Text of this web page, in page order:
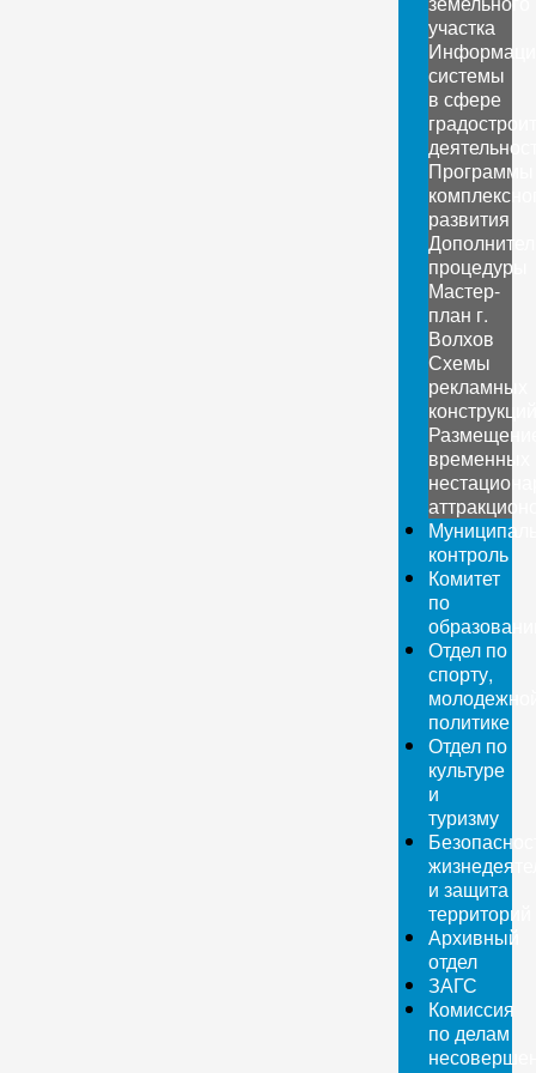
участка
системы
в сфере
Программы
развития
процедуры
Мастер-
план г.
Волхов
Схемы
рекламных
конструкций
временных
контроль
Комитет
по
Отдел по
спорту,
политике
Отдел по
культуре
и
туризму
и защита
территорий
Архивный
отдел
ЗАГС
Комиссия
по делам